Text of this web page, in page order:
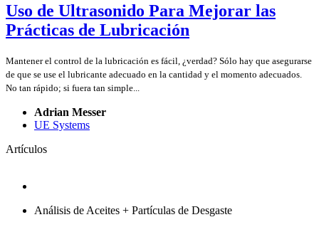
Uso de Ultrasonido Para Mejorar las
Prácticas de Lubricación
Mantener el control de la lubricación es fácil, ¿verdad? Sólo hay que asegurarse
de que se use el lubricante adecuado en la cantidad y el momento adecuados.
No tan rápido; si fuera tan simple...
Adrian Messer
UE Systems
Artículos
Análisis de Aceites + Partículas de Desgaste